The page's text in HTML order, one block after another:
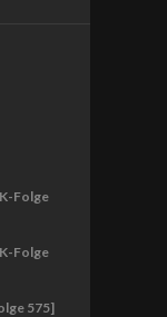
Folge
Folge
575]